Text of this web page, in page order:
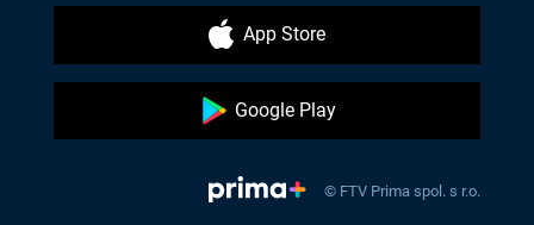
App Store
Google Play
© FTV Prima spol. s r.o.